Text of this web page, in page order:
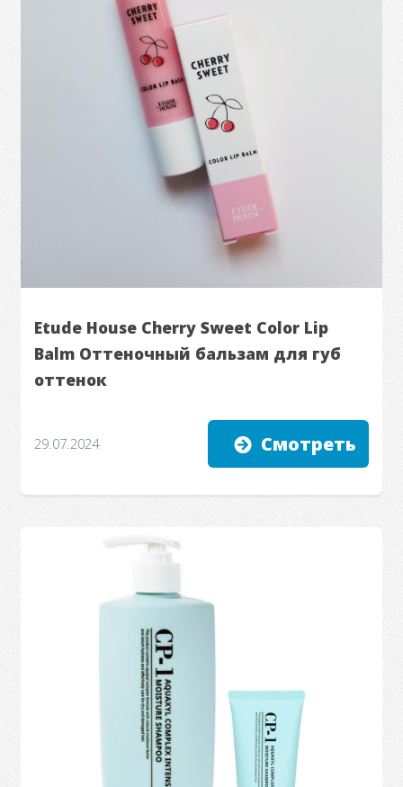
Etude House Cherry Sweet Color Lip
Balm Оттеночный бальзам для губ
оттенок
29.07.2024 Смотреть